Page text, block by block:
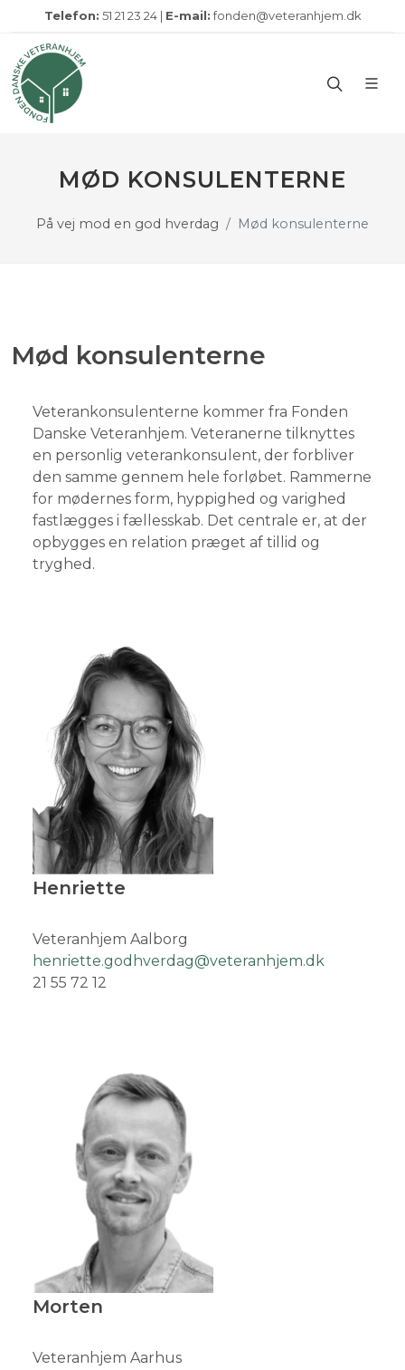
Telefon: 51 21 23 24 | E-mail: fonden@veteranhjem.dk
MØD KONSULENTERNE
På vej mod en god hverdag Mød konsulenterne
Mød konsulenterne
Veterankonsulenterne kommer fra Fonden
Danske Veteranhjem. Veteranerne tilknyttes
en personlig veterankonsulent, der forbliver
den samme gennem hele forløbet. Rammerne
for mødernes form, hyppighed og varighed
fastlægges i fællesskab. Det centrale er, at der
opbygges en relation præget af tillid og
tryghed.
Henriette
Veteranhjem Aalborg
henriette.godhverdag@veteranhjem.dk
21 55 72 12
Morten
Veteranhjem Aarhus